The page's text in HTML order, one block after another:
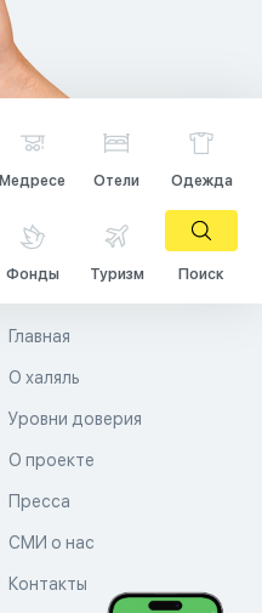
Медресе Отели Одежда
Фонды Туризм Поиск
Главная
О халяль
Уровни доверия
О проекте
Пресса
СМИ о нас
Контакты